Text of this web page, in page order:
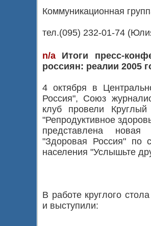
Коммуникационная
тел.(095) 232-01-74
n/a Итоги пресс-
россиян: реалии 2005
4 октября в
Россия", Союз
клуб провели
"Репродуктивное
представлена новая
"Здоровая Россия" по
населения "Услышьте
В работе круглого
и выступили: